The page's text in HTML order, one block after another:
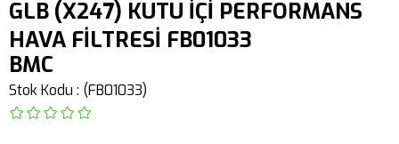
GLB (X247) KUTU İÇİ PERFORMANS
HAVA FİLTRESİ FB01033
BMC
Stok Kodu (FB01033)